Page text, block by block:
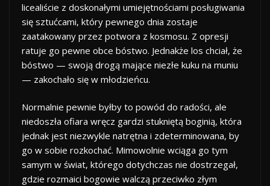
licealiście z doskonałymi umiejętnościami posługiwania
się sztućcami, który pewnego dnia zostaje
zaatakowany przez potwora z kosmosu. Z opresji
ratuje go pewne obce bóstwo. Jednakże los chciał, że
bóstwo — swoją drogą mające niezłe kuku na muniu
— zakochało się w młodzieńcu.
Normalnie pewnie byłby to powód do radości, ale
niedoszła ofiara wręcz gardzi stukniętą boginią, która
jednak jest niezwykle natrętna i zdeterminowana, by
go w sobie rozkochać. Mimowolnie wciąga go tym
samym w świat, którego dotychczas nie dostrzegał,
gdzie rozmaici bogowie walczą przeciwko złym